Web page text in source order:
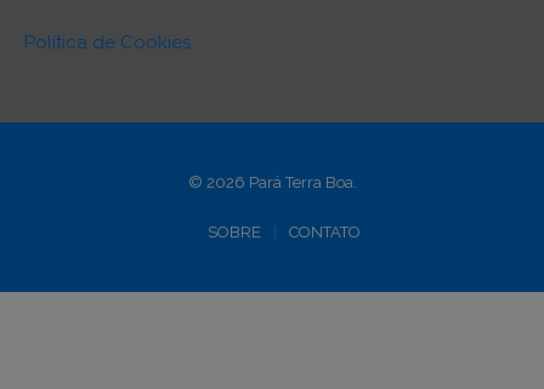
Política de Cookies
© 2026 Pará Terra Boa.
SOBRE CONTATO